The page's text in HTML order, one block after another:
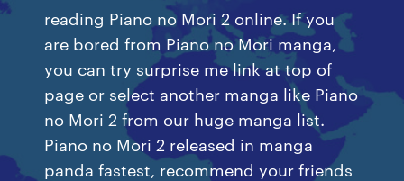
reading Piano no Mori 2 online. If you
are bored from Piano no Mori manga,
you can try surprise me link at top of
page or select another manga like Piano
no Mori 2 from our huge manga list.
Piano no Mori 2 released in manga
panda fastest, recommend your friends